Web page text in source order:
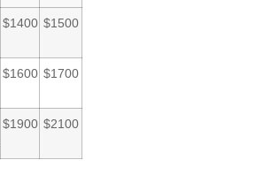
$1400 $1500
$1600 $1700
$1900 $2100